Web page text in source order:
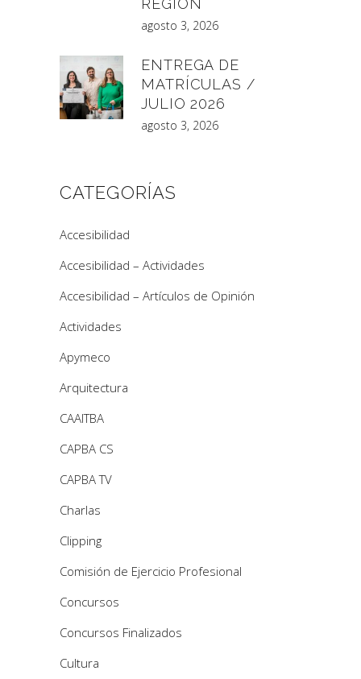
REGIÓN
agosto 3, 2026
ENTREGA DE
MATRÍCULAS /
JULIO 2026
agosto 3, 2026
CATEGORÍAS
Accesibilidad
Accesibilidad – Actividades
Accesibilidad – Artículos de Opinión
Actividades
Apymeco
Arquitectura
CAAITBA
CAPBA CS
CAPBA TV
Charlas
Clipping
Comisión de Ejercicio Profesional
Concursos
Concursos Finalizados
Cultura